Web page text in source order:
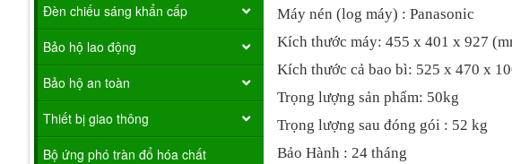
Máy nén (log máy) : Panasonic
Kích thước máy: 455 x 401 x 927
Kích thước cả bao bì: 525 x 470 x
Trọng lượng sản phẩm: 50kg
Trọng lượng sau đóng gói : 52 kg
Bảo Hành : 24 tháng
Đèn chiếu sáng khẩn cấp
Bảo hộ lao động
Bảo hộ an toàn
Thiết bị giao thông
Bộ ứng phó tràn đổ hóa chất